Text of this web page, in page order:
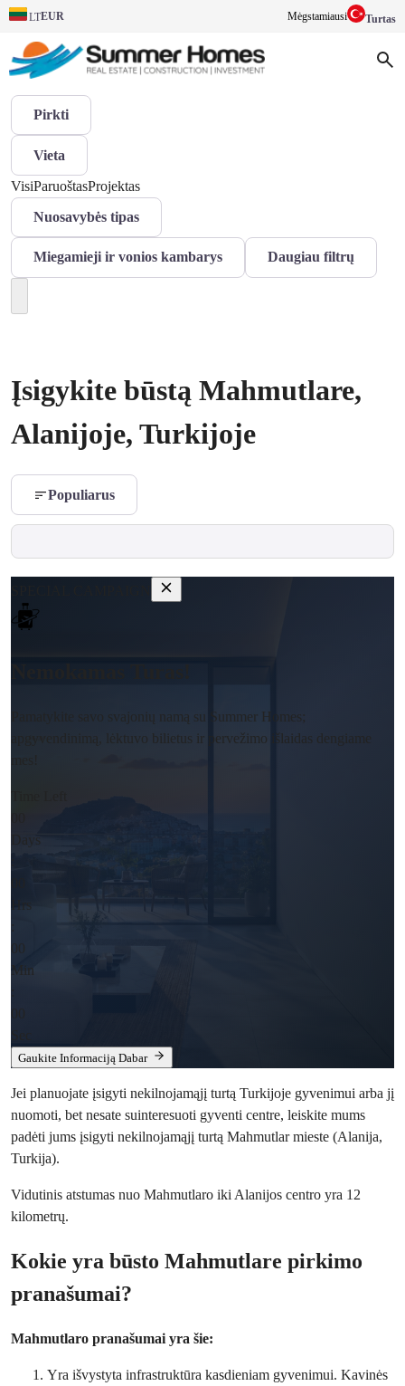
LTEUR Mėgstamiausi Turtas
Pirkti
Vieta
VisiParuoštasProjektas
Nuosavybės tipas
Miegamieji ir vonios kambarys Daugiau filtrų
Įsigykite būstą Mahmutlare,
Alanijoje, Turkijoje
Populiarus
Pamatykite savo svajonių namą su Summer Homes;
apgyvendinimą, lėktuvo bilietus ir pervežimo išlaidas dengiame
Days
Hrs
:
00
Min
:
00
Gaukite Informaciją Dabar
Jei planuojate įsigyti nekilnojamąjį turtą Turkijoje gyvenimui arba jį
nuomoti, bet nesate suinteresuoti gyventi centre, leiskite mums
padėti jums įsigyti nekilnojamąjį turtą Mahmutlar mieste (Alanija,
Turkija).
Vidutinis atstumas nuo Mahmutlaro iki Alanijos centro yra 12
kilometrų.
Kokie yra būsto Mahmutlare pirkimo
pranašumai?
Mahmutlaro pranašumai yra šie:
Yra išvystyta infrastruktūra kasdieniam gyvenimui. Kavinės